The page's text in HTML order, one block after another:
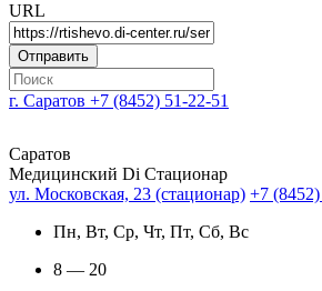
URL
г. Саратов +7 (8452) 51-22-51
Саратов
Медицинский Di Стационар
ул. Московская, 23 (стационар) +7
Пн, Вт, Ср, Чт, Пт, Сб, Вс
8 — 20